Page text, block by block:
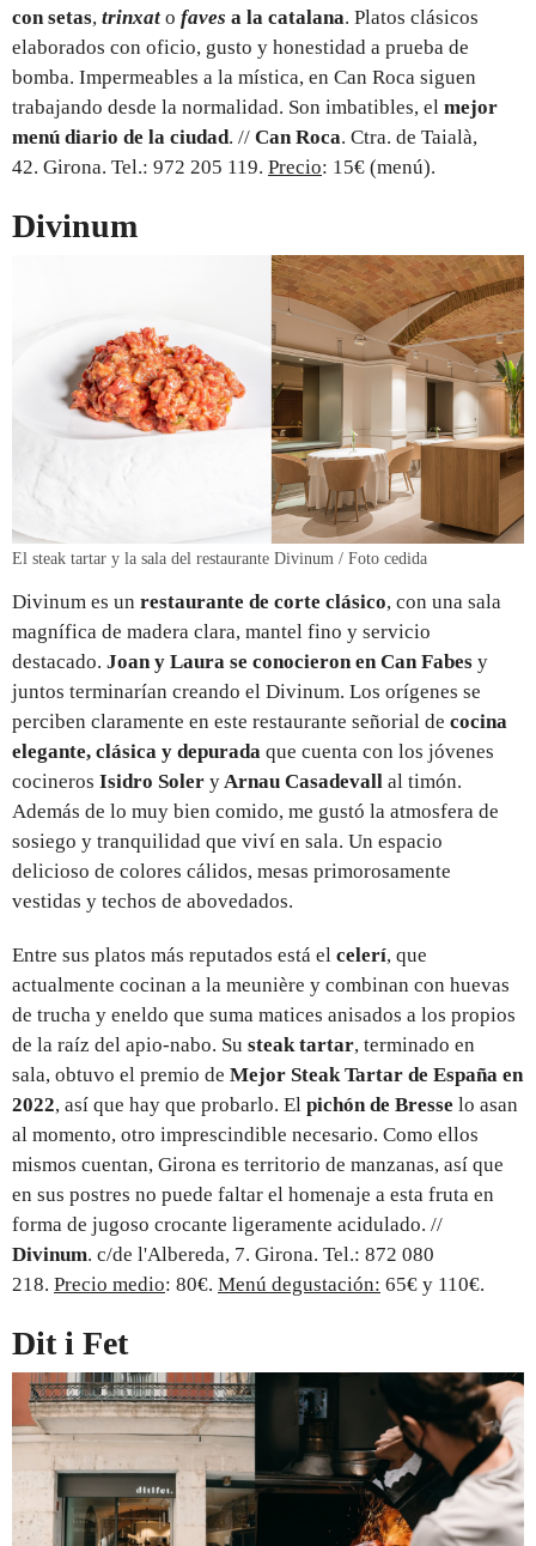
con setas, trinxat o faves a la catalana. Platos clásicos
elaborados con oficio, gusto y honestidad a prueba de
bomba. Impermeables a la mística, en Can Roca siguen
trabajando desde la normalidad. Son imbatibles, el mejor
menú diario de la ciudad. // Can Roca. Ctra. de Taialà,
42. Girona. Tel.: 972 205 119. Precio: 15€ (menú).
Divinum
El steak tartar y la sala del restaurante Divinum / Foto cedida
Divinum es un restaurante de corte clásico, con una sala
magnífica de madera clara, mantel fino y servicio
destacado. Joan y Laura se conocieron en Can Fabes y
juntos terminarían creando el Divinum. Los orígenes se
perciben claramente en este restaurante señorial de cocina
elegante, clásica y depurada que cuenta con los jóvenes
cocineros Isidro Soler y Arnau Casadevall al timón.
Además de lo muy bien comido, me gustó la atmosfera de
sosiego y tranquilidad que viví en sala. Un espacio
delicioso de colores cálidos, mesas primorosamente
vestidas y techos de abovedados.
Entre sus platos más reputados está el celerí, que
actualmente cocinan a la meunière y combinan con huevas
de trucha y eneldo que suma matices anisados a los propios
de la raíz del apio-nabo. Su steak tartar, terminado en
sala, obtuvo el premio de Mejor Steak Tartar de España en
2022, así que hay que probarlo. El pichón de Bresse lo asan
al momento, otro imprescindible necesario. Como ellos
mismos cuentan, Girona es territorio de manzanas, así que
en sus postres no puede faltar el homenaje a esta fruta en
forma de jugoso crocante ligeramente acidulado. //
Divinum. c/de l'Albereda, 7. Girona. Tel.: 872 080
218. Precio medio: 80€. Menú degustación: 65€ y 110€.
Dit i Fet